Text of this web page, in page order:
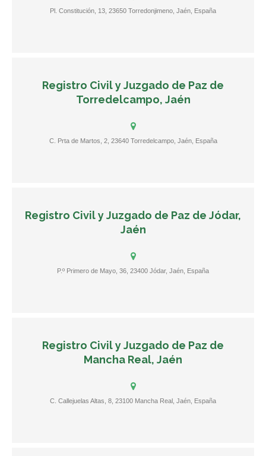
Pl. Constitución, 13, 23650 Torredonjimeno, Jaén, España
Registro Civil y Juzgado de Paz de
Torredelcampo, Jaén
C. Prta de Martos, 2, 23640 Torredelcampo, Jaén, España
Registro Civil y Juzgado de Paz de Jódar,
Jaén
P.º Primero de Mayo, 36, 23400 Jódar, Jaén, España
Registro Civil y Juzgado de Paz de
Mancha Real, Jaén
C. Callejuelas Altas, 8, 23100 Mancha Real, Jaén, España